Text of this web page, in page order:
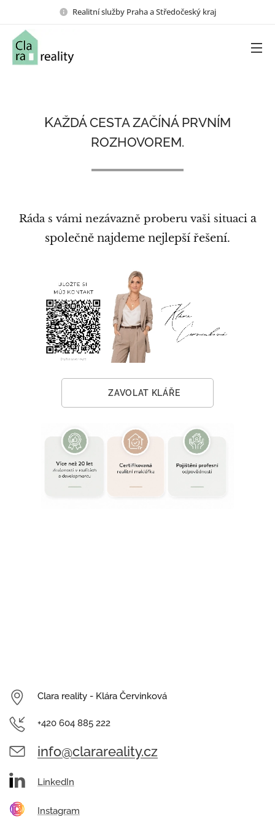
Realitní služby Praha a Středočeský kraj
KAŽDÁ CESTA ZAČÍNÁ PRVNÍM
ROZHOVOREM.
Ráda s vámi nezávazně proberu vaši situaci a
společně najdeme nejlepší řešení.
📞 ZAVOLAT KLÁŘE
Clara reality - Klára Červinková
+420 604 885 222
info@clarareality.cz
LinkedIn
Instagram